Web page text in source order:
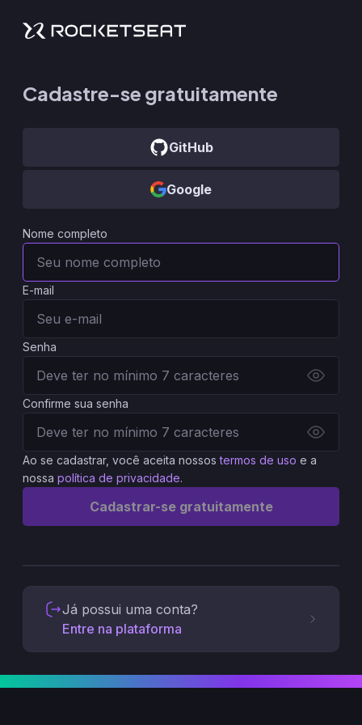
Cadastre-se gratuitamente
GitHub
Google
Nome completo
E-mail
Senha
Confirme sua senha
Ao se cadastrar, você aceita nossos termos de uso e a
nossa política de privacidade.
Cadastrar-se gratuitamente
Já possui uma conta?
Entre na plataforma